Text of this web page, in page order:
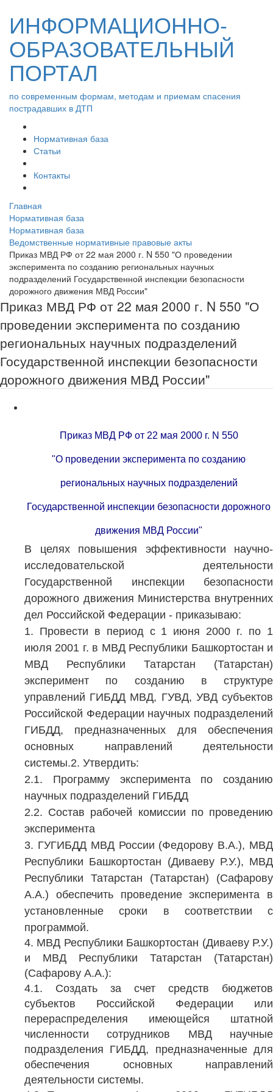
ИНФОРМАЦИОННО-
ОБРАЗОВАТЕЛЬНЫЙ
ПОРТАЛ
по современным формам, методам и приемам спасения
пострадавших в ДТП
Нормативная база
Статьи
Контакты
Главная
Нормативная база
Нормативная база
Ведомственные нормативные правовые акты
Приказ МВД РФ от 22 мая 2000 г. N 550 "О проведении
эксперимента по созданию региональных научных
подразделений Государственной инспекции безопасности
дорожного движения МВД России"
Приказ МВД РФ от 22 мая 2000 г. N 550 "О
проведении эксперимента по созданию
региональных научных подразделений
Государственной инспекции безопасности
дорожного движения МВД России"
Приказ МВД РФ от 22 мая 2000 г. N 550
"О проведении эксперимента по созданию
региональных научных подразделений
Государственной инспекции безопасности дорожного
движения МВД России"
В целях повышения эффективности научно-
исследовательской деятельности
Государственной инспекции безопасности
дорожного движения Министерства внутренних
дел Российской Федерации - приказываю:
1. Провести в период с 1 июня 2000 г. по 1
июля 2001 г. в МВД Республики Башкортостан и
МВД Республики Татарстан (Татарстан)
эксперимент по созданию в структуре
управлений ГИБДД МВД, ГУВД, УВД субъектов
Российской Федерации научных подразделений
ГИБДД, предназначенных для обеспечения
основных направлений деятельности
системы.2. Утвердить:
2.1. Программу эксперимента по созданию
научных подразделений ГИБДД
2.2. Состав рабочей комиссии по проведению
эксперимента
3. ГУГИБДД МВД России (Федорову В.А.), МВД
Республики Башкортостан (Диваеву Р.У.), МВД
Республики Татарстан (Татарстан) (Сафарову
А.А.) обеспечить проведение эксперимента в
установленные сроки в соответствии с
программой.
4. МВД Республики Башкортостан (Диваеву Р.У.)
и МВД Республики Татарстан (Татарстан)
(Сафарову А.А.):
4.1. Создать за счет средств бюджетов
субъектов Российской Федерации или
перераспределения имеющейся штатной
численности сотрудников МВД научные
подразделения ГИБДД, предназначенные для
обеспечения основных направлений
деятельности системы.